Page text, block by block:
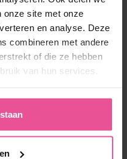
onze site met onze
en analyse. Deze
combineren met andere
of die ze hebben
van hun services.
daarom kies